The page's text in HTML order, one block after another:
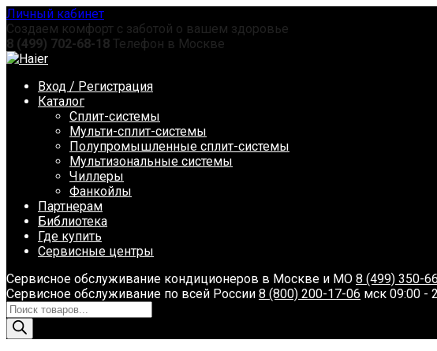
Перейти
к
содержанию
Личный кабинет
Создаем комфорт с заботой о вашем здоровье
8 (499) 702-68-18 Телефон в Москве
Вход / Регистрация
Каталог
Сплит-системы
Мульти-сплит-системы
Полупромышленные сплит-системы
Мультизональные системы
Чиллеры
Фанкойлы
Партнерам
Библиотека
Где купить
Сервисные центры
Сервисное обслуживание кондиционеров в Москве и МО 8 (499) 350-
Сервисное обслуживание по всей России 8 (800) 200-17-06 мск 09:00 -
Поиск
товаров